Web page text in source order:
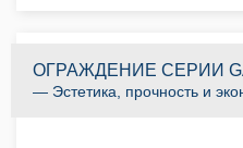
ОГРАЖДЕНИЕ СЕРИИ
— Эстетика, прочность и